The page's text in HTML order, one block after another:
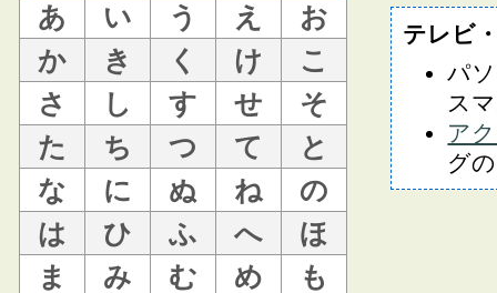
あ い う え
お
か
き く け
こ
さ
し す せ
そ
た
ち つ て
と
な
に ぬ ね
の
は
ひ ふ へ
ほ
ま
み む め
も
テレビ
パ
ス
ア
グ